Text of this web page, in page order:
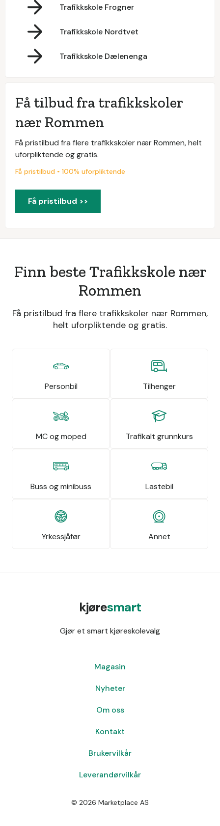
Trafikkskole Frogner
Trafikkskole Nordtvet
Trafikkskole Dælenenga
Få tilbud fra trafikkskoler
nær Rommen
Få pristilbud fra flere trafikkskoler nær Rommen, helt
uforpliktende og gratis.
Få pristilbud • 100% uforpliktende
Få pristilbud >>
Finn beste Trafikkskole nær
Rommen
Få pristilbud fra flere trafikkskoler nær Rommen,
helt uforpliktende og gratis.
Personbil Tilhenger
MC og moped Trafikalt grunnkurs
Buss og minibuss Lastebil
Yrkessjåfør Annet
kjøresmart
Gjør et smart kjøreskolevalg
Magasin
Nyheter
Om oss
Kontakt
Brukervilkår
Leverandørvilkår
© 2026 Marketplace AS